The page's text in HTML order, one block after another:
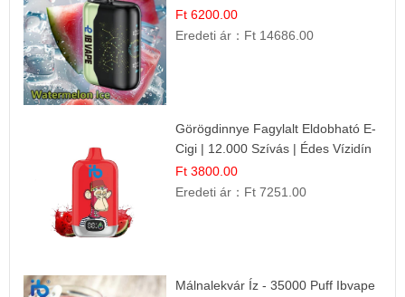
Élmény!
Ft 6200.00
Eredeti ár： Ft 14686.00
Görögdinnye Fagylalt Eldobható E-
Cigi | 12.000 Szívás | Édes Vízidín
Íz
Ft 3800.00
Eredeti ár： Ft 7251.00
Málnalekvár Íz - 35000 Puff Ibvape